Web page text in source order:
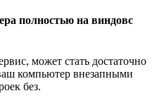
полностью на виндовс
может стать достаточно
компьютер внезапными
без.